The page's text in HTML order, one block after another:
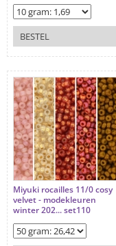
BESTEL
Miyuki rocailles 11/0 cosy
velvet - modekleuren
winter 202... set110